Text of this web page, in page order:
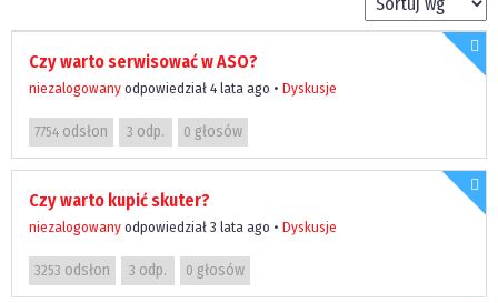
Czy warto serwisować w ASO?
niezalogowany odpowiedział 4 lata ago • Dyskusje
7754 odsłon 3 odp. 0 głosów
Czy warto kupić skuter?
niezalogowany odpowiedział 3 lata ago • Dyskusje
3253 odsłon 3 odp. 0 głosów